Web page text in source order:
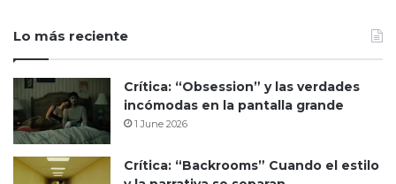
Lo más reciente
Crítica: “Obsession” y las verdades
incómodas en la pantalla grande
1 June 2026
Crítica: “Backrooms” Cuando el estilo